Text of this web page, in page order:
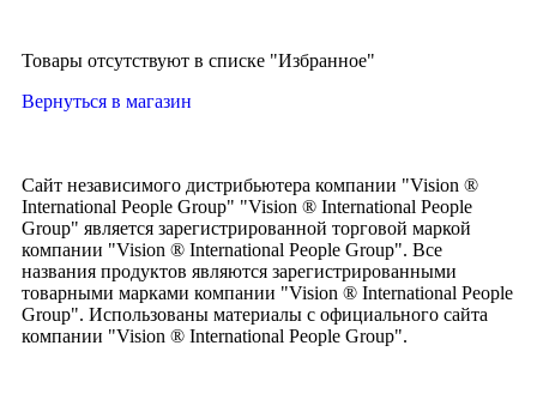
Товары отсутствуют в списке "Избранное"
Вернуться в магазин
Сайт независимого дистрибьютера компании "Vision ®
International People Group" "Vision ® International People
Group" является зарегистрированной торговой маркой
компании "Vision ® International People Group". Все
названия продуктов являются зарегистрированными
товарными марками компании "Vision ® International People
Group". Использованы материалы с официального сайта
компании "Vision ® International People Group".